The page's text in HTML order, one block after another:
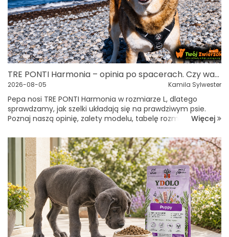
TRE PONTI Harmonia – opinia po spacerach. Czy warto wybrać te szelki dla psa?
2026-08-05 Kamila Sylwester
Pepa nosi TRE PONTI Harmonia w rozmiarze L, dlatego
sprawdzamy, jak szelki układają się na prawdziwym psie.
Poznaj naszą opinię, zalety modelu, tabelę rozmiarów i
odpowiednich szelek dla psa nie p...
Więcej